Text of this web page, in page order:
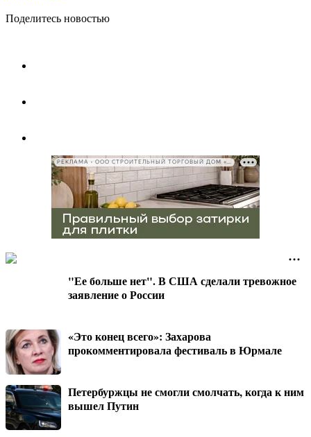
Поделитесь новостью
РЕКЛАМА • ООО СТРОИТЕЛЬНЫЙ ТОРГОВЫЙ ДОМ «ПЕТРОВИЧ», ИНН 7802348846
"Ее больше нет". В США сделали тревожное
заявление о России
«Это конец всего»: Захарова
прокомментировала фестиваль в Юрмале
Петербуржцы не смогли смолчать, когда к ним
вышел Путин